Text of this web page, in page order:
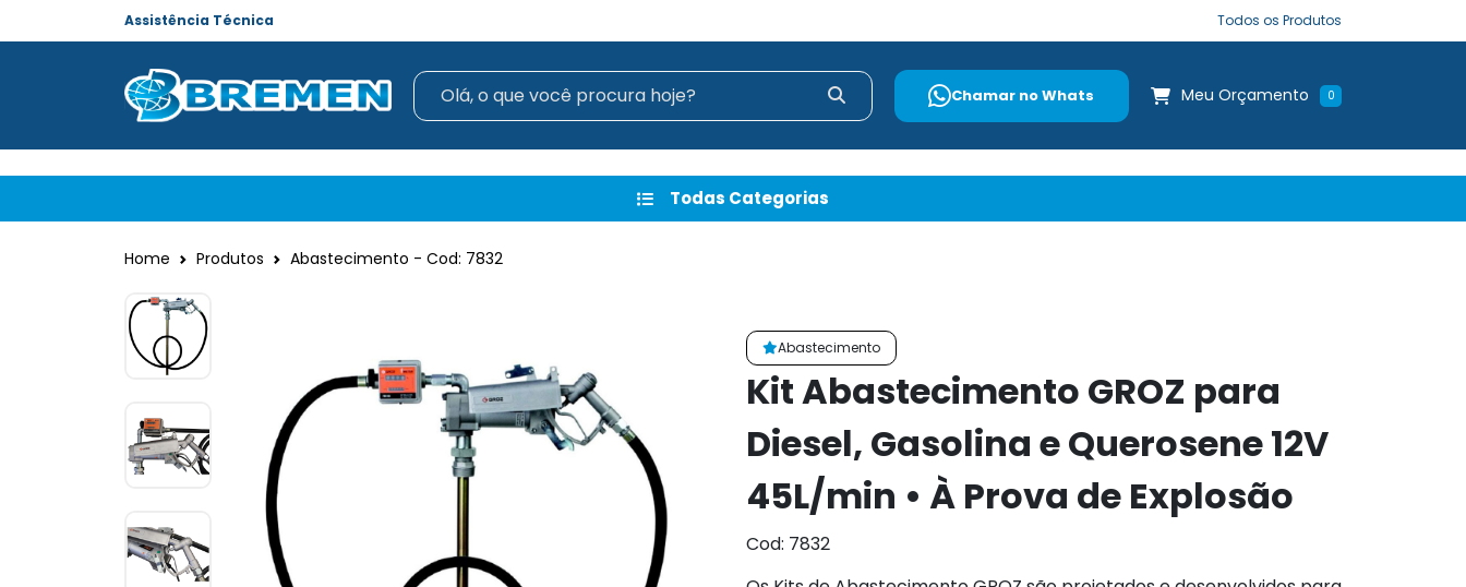
Assistência Técnica Todos os Produtos
Chamar no Whats Meu Orçamento 0
Todas Categorias
Home Produtos Abastecimento - Cod: 7832
Abastecimento
Kit Abastecimento GROZ para
Diesel, Gasolina e Querosene 12V
45L/min • À Prova de Explosão
Cod: 7832